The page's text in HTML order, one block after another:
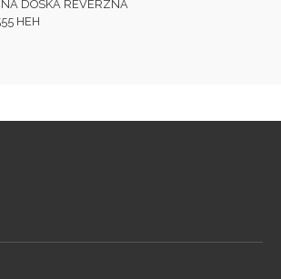
DOSKA REVERZNÁ
HEH